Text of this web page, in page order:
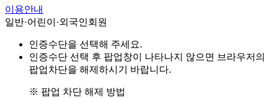
이용안내
일반·어린이·외국인회원
인증수단을 선택해 주세요.
인증수단 선택 후 팝업창이 나타나지 않으면 브라우저의
팝업차단을 해제하시기 바랍니다.
※ 팝업 차단 해제 방법